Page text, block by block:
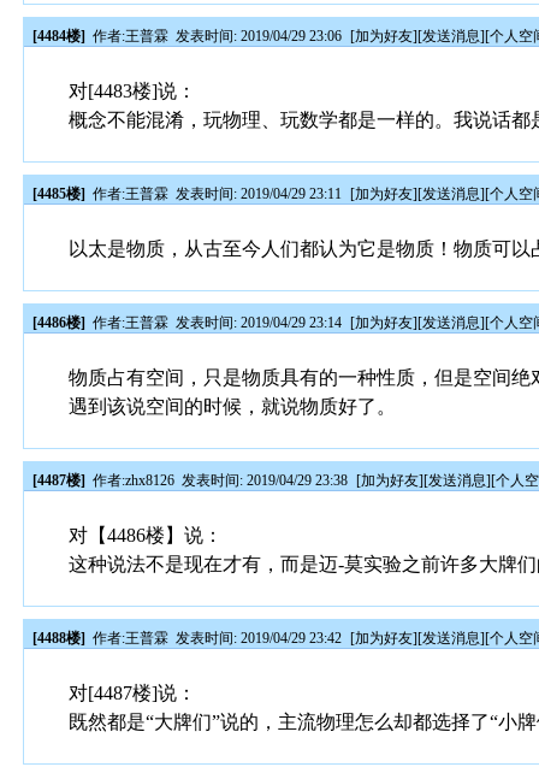
[4484楼] 作者:王普霖 发表时间: 2019/04/29 23:06 [加为好友][发送消息][个人空
对[4483楼]说：
概念不能混淆，玩物理、玩数学都是一样的。我说话
[4485楼] 作者:王普霖 发表时间: 2019/04/29 23:11 [加为好友][发送消息][个人空
以太是物质，从古至今人们都认为它是物质！物质可
[4486楼] 作者:王普霖 发表时间: 2019/04/29 23:14 [加为好友][发送消息][个人空
物质占有空间，只是物质具有的一种性质，但是空间
遇到该说空间的时候，就说物质好了。
[4487楼] 作者:zhx8126 发表时间: 2019/04/29 23:38 [加为好友][发送消息][个人
对【4486楼】说：
这种说法不是现在才有，而是迈-莫实验之前许多大牌
[4488楼] 作者:王普霖 发表时间: 2019/04/29 23:42 [加为好友][发送消息][个人空
对[4487楼]说：
既然都是“大牌们”说的，主流物理怎么却都选择了“小